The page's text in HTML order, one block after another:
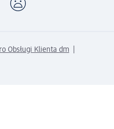
Obsługi Klienta dm